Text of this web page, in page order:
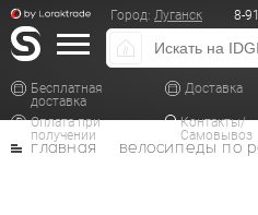
Город: Луганск 8-
Бесплатная
доставка
Доставка
Оплата при
получении
Контакты/
Самовывоз
главная велосипеды по